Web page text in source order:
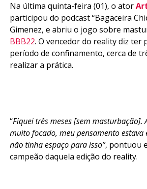
Na última quinta-feira (01), o ator
participou do podcast “Bagaceira
Gimenez, e abriu o jogo sobre
BBB22. O vencedor do reality diz ter
período de confinamento, cerca de
realizar a prática.
“Fiquei três meses [sem masturbação].
muito focado, meu pensamento estava
não tinha espaço para isso”, pontuou
campeão daquela edição do reality.